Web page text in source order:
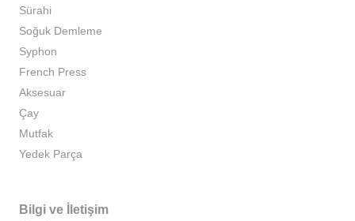
Sürahi
Soğuk Demleme
Syphon
French Press
Aksesuar
Çay
Mutfak
Yedek Parça
Bilgi ve İletişim